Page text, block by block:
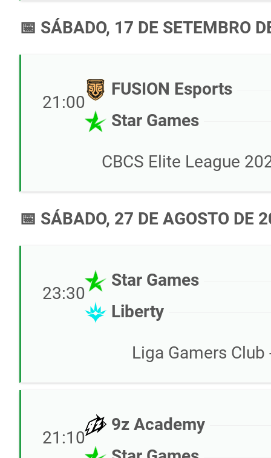
📅 SÁBADO, 17 DE SETEMBRO
21:00
FUSION Esports
Star Games
CBCS Elite League
📅 SÁBADO, 27 DE AGOSTO DE
23:30
Star Games
Liberty
Liga Gamers
21:10
9z Academy